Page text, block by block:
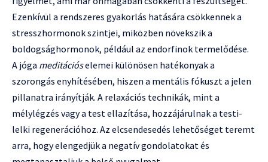
Ezenkívül a rendszeres gyakorlás hatására csökkennek a
stresszhormonok szintjei, miközben növekszik a
boldogsághormonok, például az endorfinok termelődése.
A jóga meditációselemei különösen hatékonyak a
szorongás enyhítésében, hiszen a mentális fókuszt a jelen
pillanatra irányítják. A relaxációs technikák, mint a
mélylégzés vagy a test ellazítása, hozzájárulnak a testi-
lelki regenerációhoz. Az elcsendesedés lehetőséget teremt
arra, hogy elengedjük a negatív gondolatokat és